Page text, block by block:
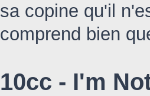
sa copine qu'il
comprend bien
10cc - I'm